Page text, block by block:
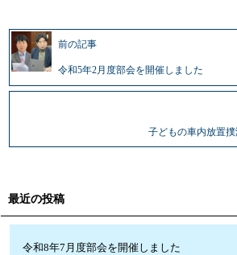
前の記事
令和5年2月度部会を開催しました
子どもの車内放置
最近の投稿
令和8年7月度部会を開催しました